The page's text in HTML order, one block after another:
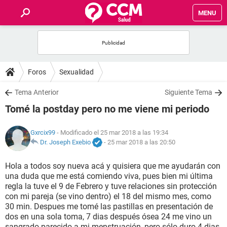
MENU
FOROS
SALUD
NUTRICIÓN
BIENESTAR
SEXUALIDAD
GLOSARIO
Foros Sexualidad
Tema Anterior Siguiente Tema
Tomé la postday pero no me viene mi periodo
Gxrcix99 - Modificado el 25 mar 2018 a las 19:34
Dr. Joseph Exebio
- 25 mar 2018 a las 20:50
Hola a todos soy nueva acá y quisiera que me ayudarán con
una duda que me está comiendo viva, pues bien mi última
regla la tuve el 9 de Febrero y tuve relaciones sin protección
con mi pareja (se vino dentro) el 18 del mismo mes, como
30 min. Despues me tomé las pastillas en presentación de
dos en una sola toma, 7 dias después ósea 24 me vino un